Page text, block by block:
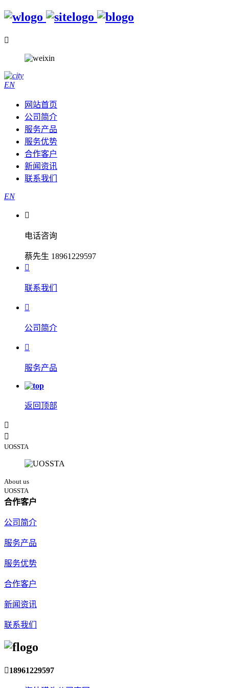

EN
网站首页
公司简介
服务产品
服务优势
合作客户
新闻资讯
联系我们
EN

电话咨询
蔡先生 18961229597

联系我们

公司简介

服务产品
返回顶部


UOSSTA
About us
UOSSTA
合作客户
公司简介
服务产品
服务优势
合作客户
新闻资讯
联系我们
18961229597